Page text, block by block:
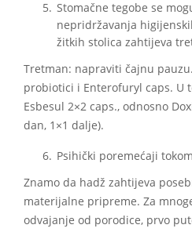
Stomačne tegobe se
nepridržavanja
žitkih stolica zahtijeva
Tretman: napraviti čajnu
probiotici i Enterofuryl caps. U
Esbesul 2×2 caps., odnosno
dan, 1×1 dalje).
Psihički poremećaji
Znamo da hadž zahtijeva
materijalne pripreme. Za
odvajanje od porodice, prvo